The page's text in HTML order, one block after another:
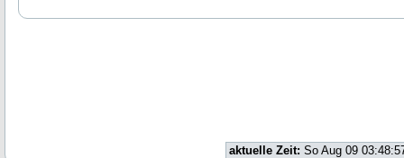
aktuelle Zeit: So Aug 09